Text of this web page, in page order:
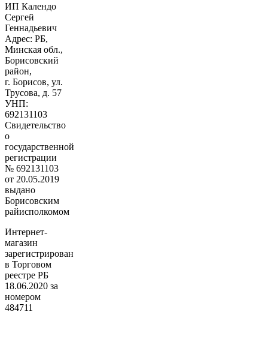
ИП Календо
Сергей
Геннадьевич
Адрес: РБ,
Минская обл.,
Борисовский
район,
г. Борисов, ул.
Трусова, д. 57
УНП:
692131103
Свидетельство
о
государственной
регистрации
№ 692131103
от 20.05.2019
выдано
Борисовским
райисполкомом
Интернет-
магазин
зарегистрирован
в Торговом
реестре РБ
18.06.2020 за
номером
484711